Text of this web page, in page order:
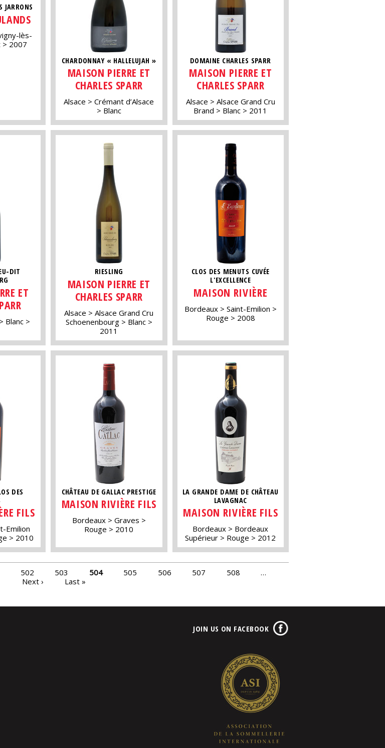
JARRONS
lès-
2007
CHARDONNAY « HALLELUJAH »
MAISON PIERRE ET
CHARLES SPARR
Alsace
Crémant d’Alsace
Blanc
DOMAINE CHARLES SPARR
MAISON PIERRE ET
CHARLES SPARR
Alsace
Alsace Grand Cru
Brand
Blanc 2011
DIT
ET
Blanc
RIESLING
MAISON PIERRE ET
CHARLES SPARR
Alsace
Alsace Grand Cru
Schoenenbourg
Blanc
2011
CLOS DES MENUTS CUVÉE
L'EXCELLENCE
MAISON RIVIÈRE
Bordeaux
Saint-Emilion
Rouge
2008
DES
FILS
Emilion
2010
CHÂTEAU DE GALLAC PRESTIGE
MAISON RIVIÈRE FILS
Bordeaux
Graves
Rouge
2010
LA GRANDE DAME DE CHÂTEAU
LAVAGNAC
MAISON RIVIÈRE FILS
Bordeaux
Bordeaux
Supérieur
Rouge 2012
502 503 504 505 506 507 508
…
Next ›
Last »
JOIN US ON FACEBOOK